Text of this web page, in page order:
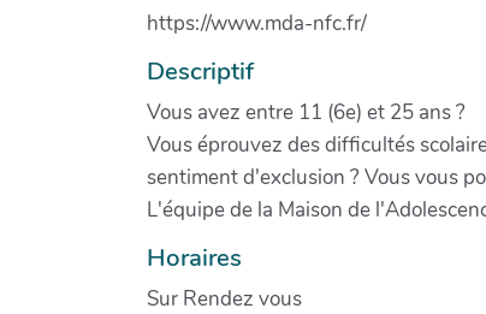
https://www.mda-nfc.fr/
Descriptif
Vous avez entre 11 (6e) et 25 ans ?
Vous éprouvez des difficultés
sentiment d'exclusion ? Vous vous
L'équipe de la Maison de
Horaires
Sur Rendez vous